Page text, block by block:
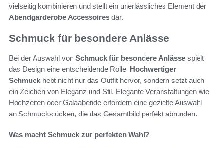
vielseitig kombinieren und stellt ein unerlässliches Element der
Abendgarderobe Accessoires dar.
Schmuck für besondere Anlässe
Bei der Auswahl von Schmuck für besondere Anlässe spielt
das Design eine entscheidende Rolle. Hochwertiger
Schmuck hebt nicht nur das Outfit hervor, sondern setzt auch
ein Zeichen von Eleganz und Stil. Elegante Veranstaltungen wie
Hochzeiten oder Galaabende erfordern eine gezielte Auswahl
an Schmuckstücken, die das Gesamtbild perfekt abrunden.
Was macht Schmuck zur perfekten Wahl?